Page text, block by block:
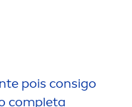
te pois consigo
completa